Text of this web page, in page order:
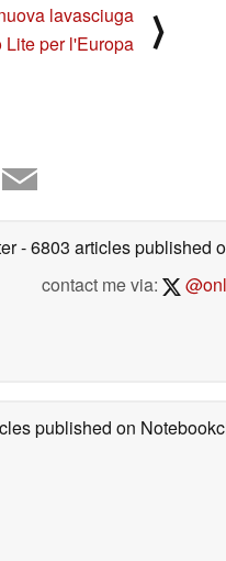
lavasciuga
per l'Europa
⟩
- 6803 articles published
contact me via:
published on